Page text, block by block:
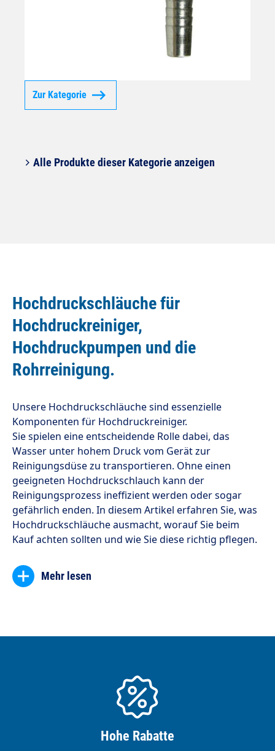
Zur Kategorie
Alle Produkte dieser Kategorie anzeigen
Hochdruckschläuche für
Hochdruckreiniger,
Hochdruckpumpen und die
Rohrreinigung.
Unsere Hochdruckschläuche sind essenzielle
Komponenten für Hochdruckreiniger.
Sie spielen eine entscheidende Rolle dabei, das
Wasser unter hohem Druck vom Gerät zur
Reinigungsdüse zu transportieren. Ohne einen
geeigneten Hochdruckschlauch kann der
Reinigungsprozess ineffizient werden oder sogar
gefährlich enden. In diesem Artikel erfahren Sie, was
Hochdruckschläuche ausmacht, worauf Sie beim
Kauf achten sollten und wie Sie diese richtig pflegen.
Mehr lesen
Hohe Rabatte